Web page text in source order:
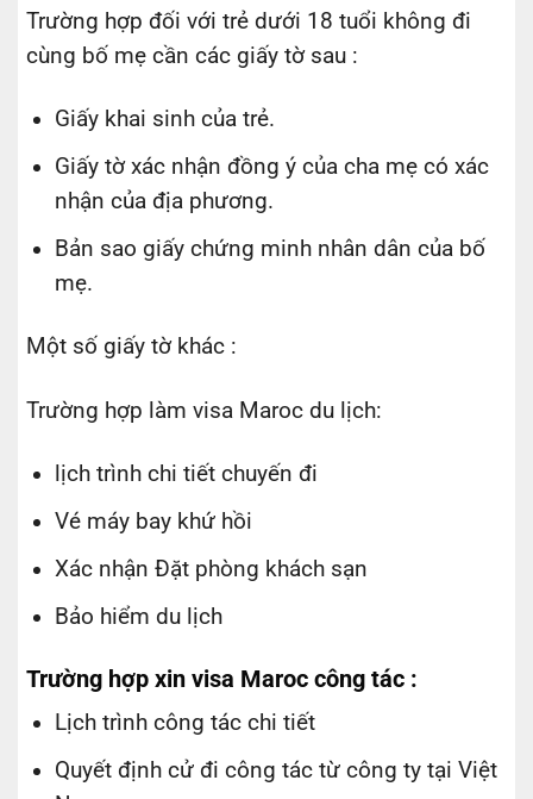
Trường hợp đối với trẻ dưới 18 tuổi không đi
cùng bố mẹ cần các giấy tờ sau :
Giấy khai sinh của trẻ.
Giấy tờ xác nhận đồng ý của cha mẹ có xác
nhận của địa phương.
Bản sao giấy chứng minh nhân dân của bố
mẹ.
Một số giấy tờ khác :
Trường hợp làm visa Maroc du lịch:
lịch trình chi tiết chuyến đi
Vé máy bay khứ hồi
Xác nhận Đặt phòng khách sạn
Bảo hiểm du lịch
Trường hợp xin visa Maroc công tác :
Lịch trình công tác chi tiết
Quyết định cử đi công tác từ công ty tại Việt